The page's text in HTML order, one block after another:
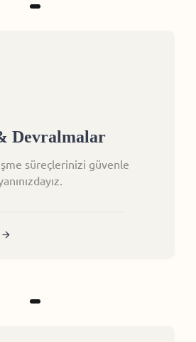
Devralmalar
süreçlerinizi güvenle